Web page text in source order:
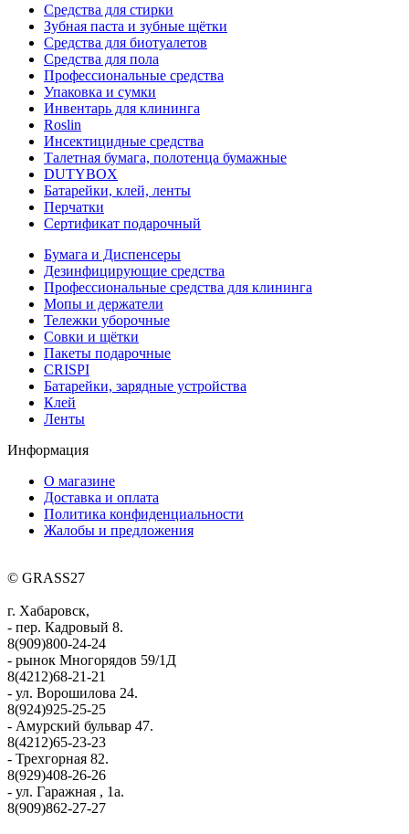
Средства для стирки
Зубная паста и зубные щётки
Средства для биотуалетов
Средства для пола
Профессиональные средства
Упаковка и сумки
Инвентарь для клининга
Roslin
Инсектицидные средства
Талетная бумага, полотенца бумажные
DUTYBOX
Батарейки, клей, ленты
Перчатки
Сертификат подарочный
Бумага и Диспенсеры
Дезинфицирующие средства
Профессиональные средства для клининга
Мопы и держатели
Тележки уборочные
Совки и щётки
Пакеты подарочные
CRISPI
Батарейки, зарядные устройства
Клей
Ленты
Информация
О магазине
Доставка и оплата
Политика конфиденциальности
Жалобы и предложения
© GRASS27
г. Хабаровск,
- пер. Кадровый 8.
8(909)800-24-24
- рынок Многорядов 59/1Д
8(4212)68-21-21
- ул. Ворошилова 24.
8(924)925-25-25
- Амурский бульвар 47.
8(4212)65-23-23
- Трехгорная 82.
8(929)408-26-26
- ул. Гаражная , 1а.
8(909)862-27-27